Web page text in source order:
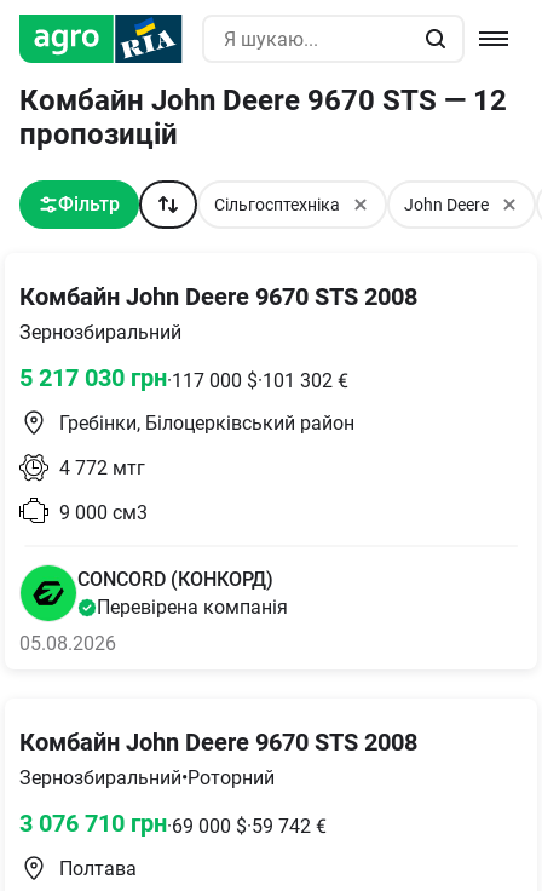
Комбайн John Deere 9670 STS — 12
пропозицій
Фільтр Сільгосптехніка John Deere
Комбайн John Deere 9670 STS 2008
Зернозбиральний
5 217 030 грн·117 000 $·101 302 €
Гребінки, Білоцерківський район
4 772 мтг
9 000 см3
CONCORD (КОНКОРД)
Перевірена компанія
05.08.2026
Комбайн John Deere 9670 STS 2008
Зернозбиральний•Роторний
3 076 710 грн·69 000 $·59 742 €
Полтава